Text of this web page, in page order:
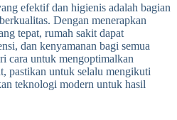
efektif dan higienis adalah bagian
Dengan menerapkan
tepat, rumah sakit dapat
dan kenyamanan bagi semua
cara untuk mengoptimalkan
pastikan untuk selalu mengikuti
teknologi modern untuk hasil